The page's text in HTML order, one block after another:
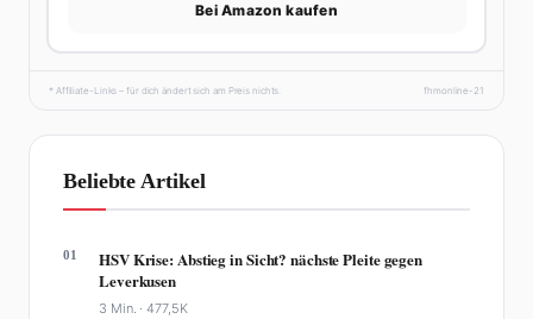
Bei Amazon kaufen
* Affiliate-Links – für dich ändert sich am Preis nichts. fhmonline-21
Beliebte Artikel
01
HSV Krise: Abstieg in Sicht? nächste Pleite gegen
Leverkusen
3 Min. ·477,5K